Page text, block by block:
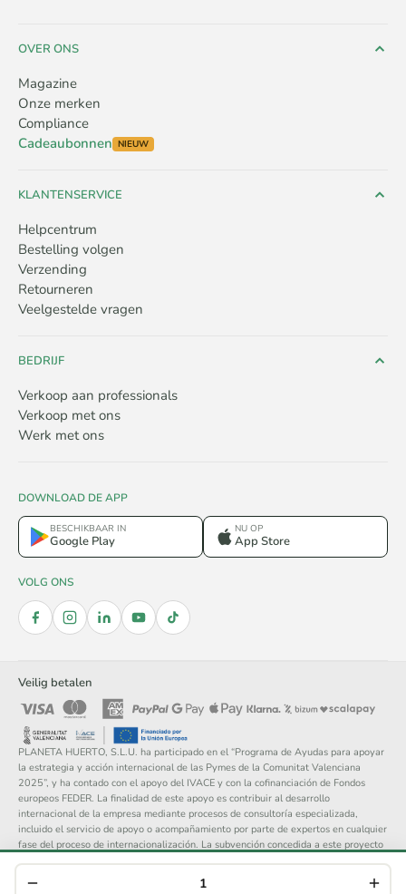
OVER ONS
Magazine
Onze merken
Compliance
Cadeaubonnen NIEUW
KLANTENSERVICE
Helpcentrum
Bestelling volgen
Verzending
Retourneren
Veelgestelde vragen
BEDRIJF
Verkoop aan professionals
Verkoop met ons
Werk met ons
DOWNLOAD DE APP
BESCHIKBAAR IN
Google Play
NU OP
App Store
VOLG ONS
Veilig betalen
PLANETA HUERTO, S.L.U. ha participado en el “Programa de Ayudas para apoyar
la estrategia y acción internacional de las Pymes de la Comunitat Valenciana
2025”, y ha contado con el apoyo del IVACE y con la cofinanciación de Fondos
europeos FEDER. La finalidad de este apoyo es contribuir al desarrollo
internacional de la empresa mediante procesos de consultoría especializada,
incluido el servicio de apoyo o acompañamiento por parte de expertos en cualquier
fase del proceso de internacionalización. La subvención concedida a este proyecto
asciende a 14.148 €.